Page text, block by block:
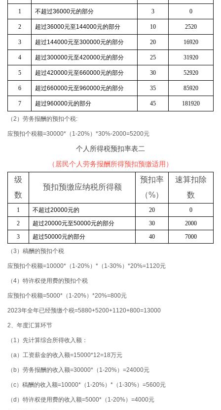
1 不超过36000元的部分 3 0
2 超过36000元至144000元的部分 10 2520
3 超过144000元至300000元的部分 20 16920
4 超过300000元至420000元的部分 25 31920
5 超过420000元至660000元的部分 30 52920
6 超过660000元至960000元的部分 35 85920
7 超过960000元的部分 45 181920
（2）劳务报酬的预扣个税:
应预扣个税额=30000*（1-20%）*30%-2000=5200元
个人所得税预扣率表二
（居民个人劳务报酬所得预扣预缴适用）
级
数
预扣预缴应纳税所得额
预扣率
（%）
速算扣除
数
1 不超过20000元的 20
0
2
超过20000元至50000元的部分 30
2000
3
超过50000元的部分 40 7000
（3）稿酬的预扣个税
应预扣个税额=10000*（1-20%）*（1-30%）*20%=1120元
（4）特许权使用费的预扣个税
应预扣个税额=5000*（1-20%）*20%=800元
2023年全年已经预缴个税=5880+5200+1120+800=13000
2、年度汇算环节
（1）先计算综合所得收入额：
（a）工资薪金的收入额=15000*12=18万元
（b）劳务报酬的收入额=30000*（1-20%）=24000元
（c）稿酬的收入额=10000*（1-20%）*（1-30%）=5600元
（d）特许权使用费的收入额=5000*（1-20%）=4000元